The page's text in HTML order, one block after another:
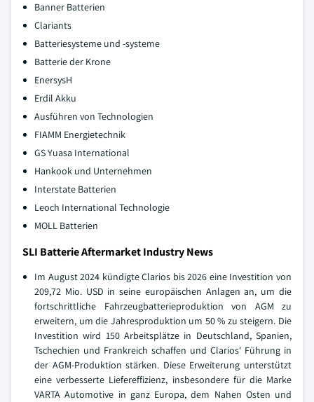
Banner Batterien
Clariants
Batteriesysteme und -systeme
Batterie der Krone
EnersysH
Erdil Akku
Ausführen von Technologien
FIAMM Energietechnik
GS Yuasa International
Hankook und Unternehmen
Interstate Batterien
Leoch International Technologie
MOLL Batterien
SLI Batterie Aftermarket Industry News
Im August 2024 kündigte Clarios bis 2026 eine Investition von
209,72 Mio. USD in seine europäischen Anlagen an, um die
fortschrittliche Fahrzeugbatterieproduktion von AGM zu
erweitern, um die Jahresproduktion um 50 % zu steigern. Die
Investition wird 150 Arbeitsplätze in Deutschland, Spanien,
Tschechien und Frankreich schaffen und Clarios' Führung in
der AGM-Produktion stärken. Diese Erweiterung unterstützt
eine verbesserte Liefereffizienz, insbesondere für die Marke
VARTA Automotive in ganz Europa, dem Nahen Osten und